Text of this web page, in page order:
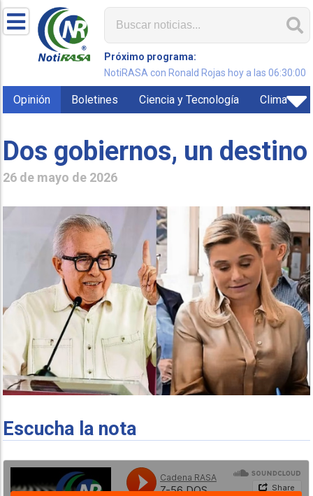
Próximo programa:
NotiRASA con Ronald Rojas hoy a las 06:30:00
Opinión Boletines Ciencia y Tecnología Clima
Dos gobiernos, un destino
26 de mayo de 2026
Escucha la nota